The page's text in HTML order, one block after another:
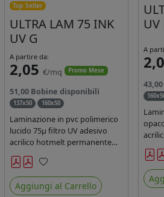
Top Seller
ULTRA LAM 75 INK
UV G
A partire da:
2,05 €/mq Promo Mese
51,00 Bobine disponibili
137x50 160x50
Laminazione in pvc polimerico
lucido 75µ filtro UV adesivo
acrilico hotmelt permanente
specifico per stampe con
inchiostri UV durata 7 anni
indoor e 5 outdoor. Dotato di
certificato ignifugo Bs1d0.
Preferiti
Aggiungi al Carrello
UV
A